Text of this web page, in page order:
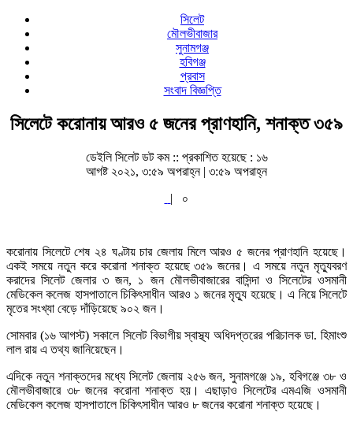
সিলেট
মৌলভীবাজার
সুনামগঞ্জ
হবিগঞ্জ
প্রবাস
সংবাদ বিজ্ঞপ্তি
সিলেটে করোনায় আরও ৫ জনের প্রাণহানি, শনাক্ত ৩৫৯
ডেইলি সিলেট ডট কম :: প্রকাশিত হয়েছে : ১৬
আগষ্ট ২০২১, ৩:৫৯ অপরাহ্ন | ৩:৫৯ অপরাহ্ন
|
০
করোনায় সিলেটে শেষ ২৪ ঘণ্টায় চার জেলায় মিলে আরও ৫ জনের প্রাণহানি হয়েছে।
একই সময়ে নতুন করে করোনা শনাক্ত হয়েছে ৩৫৯ জনের। এ সময়ে নতুন মৃত্যুবরণ
করাদের সিলেট জেলার ৩ জন, ১ জন মৌলভীবাজারের বাসিন্দা ও সিলেটের ওসমানী
মেডিকেল কলেজ হাসপাতালে চিকিৎসাধীন আরও ১ জনের মৃত্যু হয়েছে। এ নিয়ে সিলেটে
মৃতের সংখ্যা বেড়ে দাঁড়িয়েছে ৯০২ জন।
সোমবার (১৬ আগস্ট) সকালে সিলেট বিভাগীয় স্বাস্থ্য অধিদপ্তরের পরিচালক ডা. হিমাংশু
লাল রায় এ তথ্য জানিয়েছেন।
এদিকে নতুন শনাক্তদের মধ্যে সিলেট জেলায় ২৫৬ জন, সুনামগঞ্জে ১৯, হবিগঞ্জে ৩৮ ও
মৌলভীবাজারে ৩৮ জনের করোনা শনাক্ত হয়। এছাড়াও সিলেটের এমএজি ওসমানী
মেডিকেল কলেজ হাসপাতালে চিকিৎসাধীন আরও ৮ জনের করোনা শনাক্ত হয়েছে।